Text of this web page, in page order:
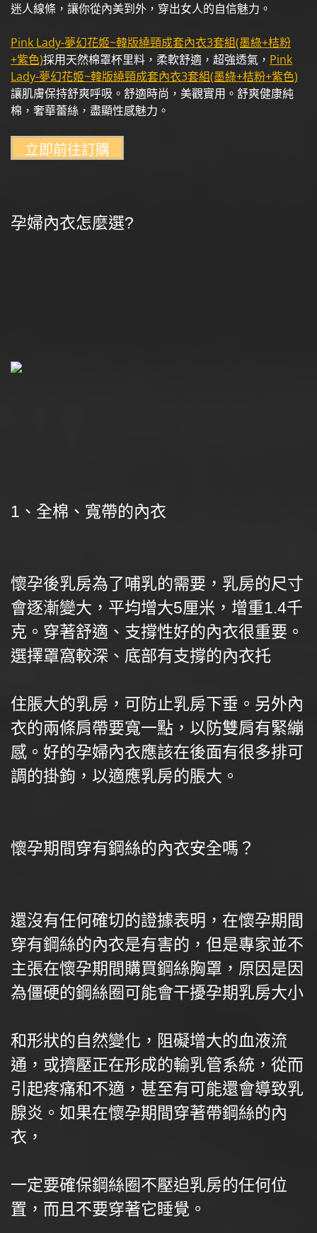
迷人線條，讓你從內美到外，穿出女人的自信魅力。
Pink Lady-夢幻花姬~韓版繞頸成套內衣3套組(墨綠+桔粉
+紫色)採用天然棉罩杯里料，柔軟舒適，超強透氣， Pink
Lady-夢幻花姬~韓版繞頸成套內衣3套組(墨綠+桔粉+紫色)
讓肌膚保持舒爽呼吸。舒適時尚，美觀實用。舒爽健康純
棉，奢華蕾絲，盡顯性感魅力。
孕婦內衣怎麼選?
1、全棉、寬帶的內衣
懷孕後乳房為了哺乳的需要，乳房的尺寸
會逐漸變大，平均增大5厘米，增重1.4千
克。穿著舒適、支撐性好的內衣很重要。
選擇罩窩較深、底部有支撐的內衣托
住脹大的乳房，可防止乳房下垂。另外內
衣的兩條肩帶要寬一點，以防雙肩有緊繃
感。好的孕婦內衣應該在後面有很多排可
調的掛鉤，以適應乳房的脹大。
懷孕期間穿有鋼絲的內衣安全嗎？
還沒有任何確切的證據表明，在懷孕期間
穿有鋼絲的內衣是有害的，但是專家並不
主張在懷孕期間購買鋼絲胸罩，原因是因
為僵硬的鋼絲圈可能會干擾孕期乳房大小
和形狀的自然變化，阻礙增大的血液流
通，或擠壓正在形成的輸乳管系統，從而
引起疼痛和不適，甚至有可能還會導致乳
腺炎。如果在懷孕期間穿著帶鋼絲的內
衣，
一定要確保鋼絲圈不壓迫乳房的任何位
置，而且不要穿著它睡覺。